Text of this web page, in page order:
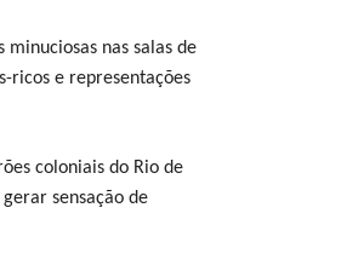
nas salas de
ricos e representações
coloniais do Rio de
sensação de